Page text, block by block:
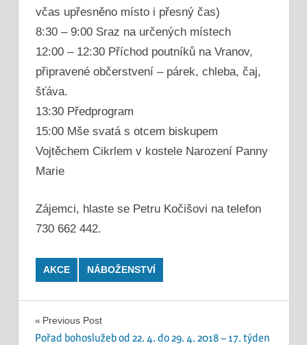
včas upřesněno místo i přesný čas)
8:30 – 9:00 Sraz na určených místech
12:00 – 12:30 Příchod poutníků na Vranov,
připravené občerstvení – párek, chleba, čaj,
šťáva.
13:30 Předprogram
15:00 Mše svatá s otcem biskupem
Vojtěchem Cikrlem v kostele Narození Panny
Marie
Zájemci, hlaste se Petru Kočišovi na telefon
730 662 442.
AKCE NÁBOŽENSTVÍ
Navigace
Previous Post
Pořad bohoslužeb od 22. 4. do 29. 4. 2018 – 17. týden